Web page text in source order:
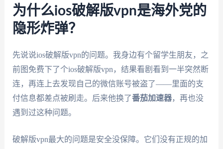
为什么ios破解版vpn是海外党的
隐形炸弹？
先说说ios破解版vpn的问题。我身边有个留学生朋友，之
前图免费下了个ios破解版vpn，结果看剧看到一半突然断
连，再连上去发现自己的微信账号被盗了——里面的支
付信息都差点被刷走。后来他换了番茄加速器，再也没
遇到过这种问题。
破解版vpn最大的问题是安全没保障。它们没有正规的加